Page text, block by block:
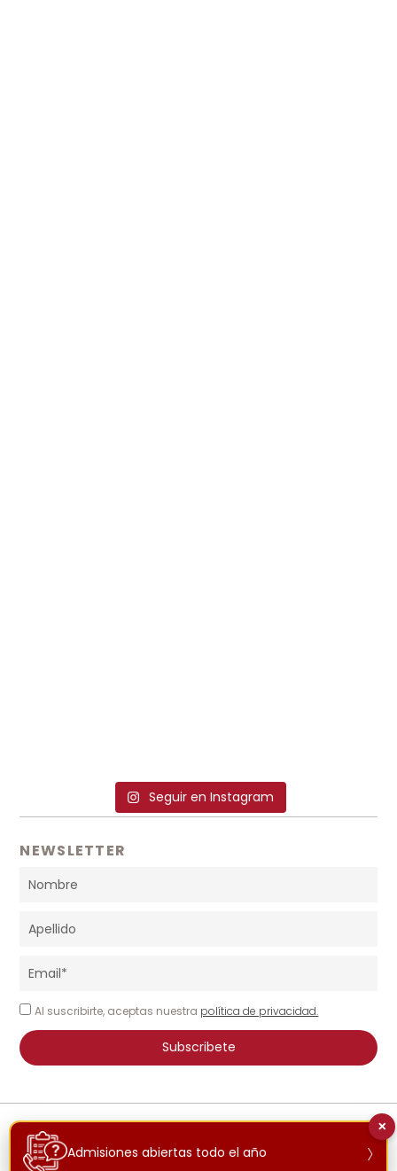
Seguir en Instagram
NEWSLETTER
Al suscribirte, aceptas nuestra política de privacidad.
Subscribete
© 2026 INTERNATIONAL SCHOOL COSTA BRAVA | TODOS LOS DERECHOS
AVISO LEGAL POLÍTICA DE PRIVACIDADPOLÍTICA DE COOKIES
×
Admisiones abiertas todo el año ›